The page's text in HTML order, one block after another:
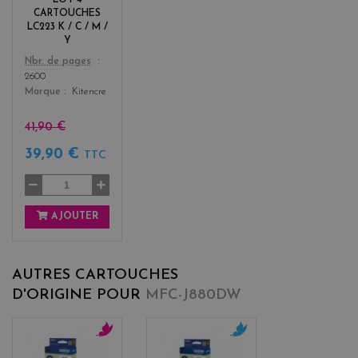
CARTOUCHES
LC223 K / C / M /
Y
Color
+
3
Nbr. de pages
2600
Marque
Kitencre
41,90 €
39,90 € TTC
AJOUTER
AUTRES CARTOUCHES
D'ORIGINE POUR MFC-J880DW